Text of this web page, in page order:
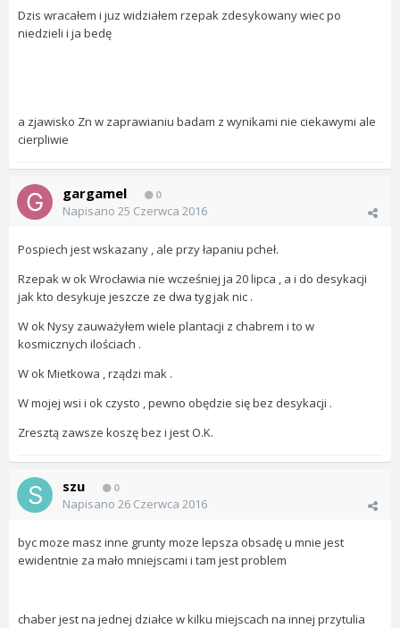
Dzis wracałem i juz widziałem rzepak zdesykowany wiec po
niedzieli i ja bedę
a zjawisko Zn w zaprawianiu badam z wynikami nie ciekawymi ale
cierpliwie
gargamel 0
Napisano 25 Czerwca 2016
Pospiech jest wskazany , ale przy łapaniu pcheł.
Rzepak w ok Wrocławia nie wcześniej ja 20 lipca , a i do desykacji
jak kto desykuje jeszcze ze dwa tyg jak nic .
W ok Nysy zauważyłem wiele plantacji z chabrem i to w
kosmicznych ilościach .
W ok Mietkowa , rządzi mak .
W mojej wsi i ok czysto , pewno obędzie się bez desykacji .
Zresztą zawsze koszę bez i jest O.K.
szu 0
Napisano 26 Czerwca 2016
byc moze masz inne grunty moze lepsza obsadę u mnie jest
ewidentnie za mało mniejscami i tam jest problem
chaber jest na jednej działce w kilku miejscach na innej przytulia